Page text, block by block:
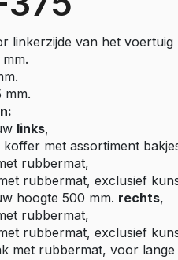
RWD
Electric
linkerzijde van het voertuig
mm.
links,
met assortiment
rubbermat,
rubbermat, exclusief
hoogte 500 mm. rechts,
rubbermat,
rubbermat, exclusief
met rubbermat, voor lange